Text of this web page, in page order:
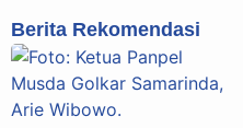
Berita Rekomendasi